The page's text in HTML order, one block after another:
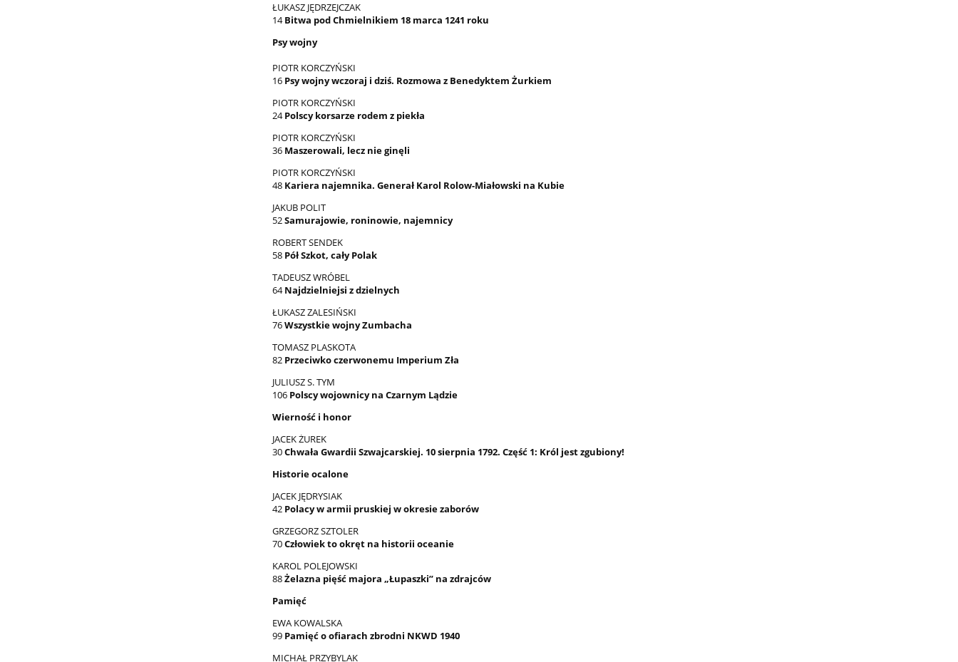
ŁUKASZ JĘDRZEJCZAK
14Bitwa pod Chmielnikiem 18 marca 1241 roku
Psy wojny
PIOTR KORCZYŃSKI
16 Psy wojny wczoraj i dziś. Rozmowa z Benedyktem Żurkiem
PIOTR KORCZYŃSKI
24Polscy korsarze rodem z piekła
PIOTR KORCZYŃSKI
36 Maszerowali, lecz nie ginęli
PIOTR KORCZYŃSKI
48 Kariera najemnika. Generał Karol Rolow-Miałowski na Kubie
JAKUB POLIT
52Samurajowie, roninowie, najemnicy
ROBERT SENDEK
58 Pół Szkot, cały Polak
TADEUSZ WRÓBEL
64Najdzielniejsi z dzielnych
ŁUKASZ ZALESIŃSKI
76Wszystkie wojny Zumbacha
TOMASZ PLASKOTA
82 Przeciwko czerwonemu Imperium Zła
JULIUSZ S. TYM
106 Polscy wojownicy na Czarnym Lądzie
Wierność i honor
JACEK ŻUREK
30Chwała Gwardii Szwajcarskiej. 10 sierpnia 1792. Część 1: Król jest zgubiony!
Historie ocalone
JACEK JĘDRYSIAK
42 Polacy w armii pruskiej w okresie zaborów
GRZEGORZ SZTOLER
70Człowiek to okręt na historii oceanie
KAROL POLEJOWSKI
88Żelazna pięść majora „Łupaszki” na zdrajców
Pamięć
EWA KOWALSKA
99 Pamięć o ofiarach zbrodni NKWD 1940
MICHAŁ PRZYBYLAK